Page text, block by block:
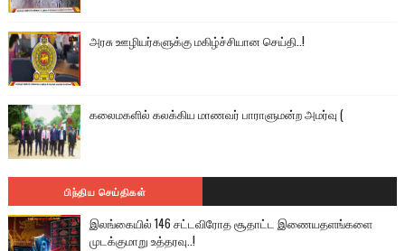
அரசு ஊழியர்களுக்கு மகிழ்ச்சியான செய்தி..!
கலைமகளில் கலக்கிய மாணவர் பாராளுமன்ற அமர்வு (
பிந்திய செய்திகள்
இலங்கையில் 146 சட்டவிரோத சூதாட்ட இணையதளங்களை
முடக்குமாறு உத்தரவு..!